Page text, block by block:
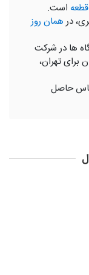
است.
درهمان روز
ها در شرکت
برای تهران،
حاصل